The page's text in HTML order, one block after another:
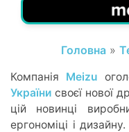
Головна »
Компанія Meizu
України своєї нової
цій новинці
ергономіці і